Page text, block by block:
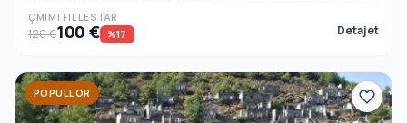
ÇMIMI FILLESTAR
120 €100 € %17 Detajet
POPULLOR